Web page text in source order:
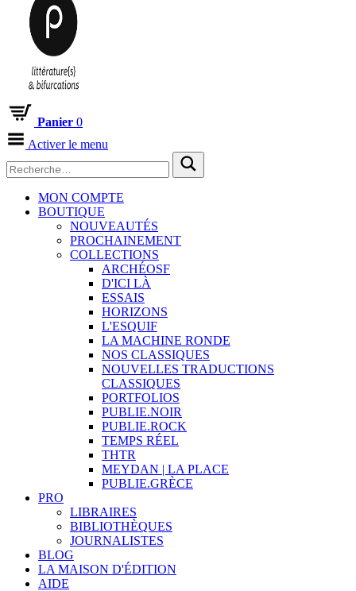
Panier 0
Activer le menu
MON COMPTE
BOUTIQUE
NOUVEAUTÉS
PROCHAINEMENT
COLLECTIONS
ARCHÉOSF
D'ICI LÀ
ESSAIS
HORIZONS
L'ESQUIF
LA MACHINE RONDE
NOS CLASSIQUES
NOUVELLES TRADUCTIONS
CLASSIQUES
PORTFOLIOS
PUBLIE.NOIR
PUBLIE.ROCK
TEMPS RÉEL
THTR
MEYDAN | LA PLACE
PUBLIE.GRÈCE
PRO
LIBRAIRES
BIBLIOTHÈQUES
JOURNALISTES
BLOG
LA MAISON D'ÉDITION
AIDE